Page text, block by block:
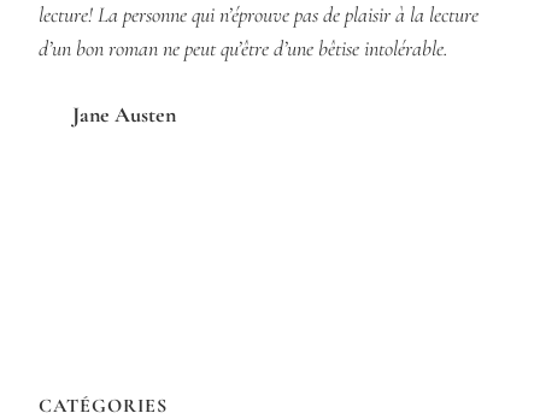
lecture! La personne qui n’éprouve pas de plaisir à la lecture
d’un bon roman ne peut qu’être d’une bêtise intolérable.
Jane Austen
CATÉGORIES